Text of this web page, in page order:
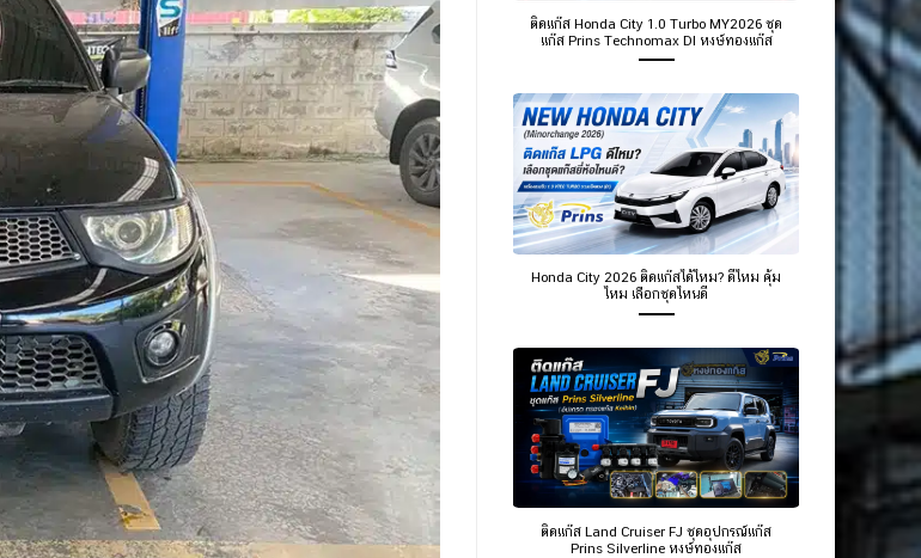
ติดแก๊ส Honda City 1.0 Turbo MY2026 ชุด
แก๊ส Prins Technomax DI หงษ์ทองแก๊ส
Honda City 2026 ติดแก๊สได้ไหม? ดีไหม คุ้ม
ไหม เลือกชุดไหนดี
ติดแก๊ส Land Cruiser FJ ชุดอุปกรณ์แก๊ส
Prins Silverline หงษ์ทองแก๊ส